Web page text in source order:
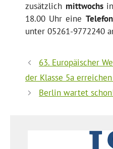
zusätzlich mittwochs
18.00 Uhr eine
unter 05261-9772240
63. Europäischer
der Klasse 5a
Berlin wartet